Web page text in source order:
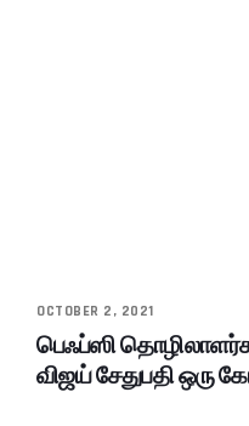
OCTOBER 2, 2021
பெஃப்ஸி
விஜய் சேதுபதி ஒரு